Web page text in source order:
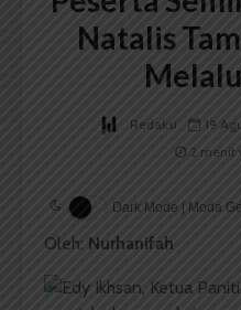
Natalis
Redaksi 19
2 menit
Dark Mode | Moda
Oleh: Nurhanifah